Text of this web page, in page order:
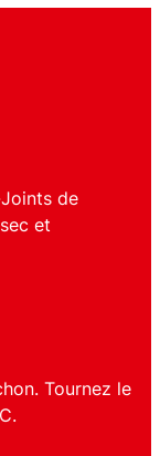
de
et
Tournez le